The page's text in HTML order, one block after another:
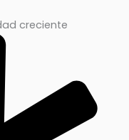
creciente